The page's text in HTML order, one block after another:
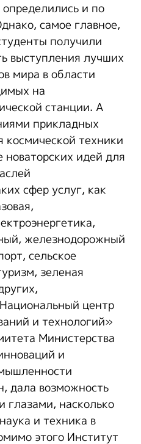
и по
самое главное,
получили
выступления лучших
мира в области
на
станции. А
прикладных
космической техники
идей для
сфер услуг, как
железнодорожный
сельское
зеленая
центр
и технологий»
Министерства
и
дала возможность
глазами, насколько
и техника в
этого Институт